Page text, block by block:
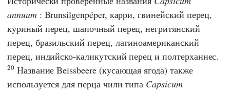
annuum: Brunsilgenpéper, карри, гвинейский перец,
куриный перец, шапочный перец, негритянский
перец, бразильский перец, латиноамериканский
перец, индийско-каликутский перец и полтерханнес.
20Название Beissbeere (кусающая ягода) также
используется для перца чили типа Capsicum